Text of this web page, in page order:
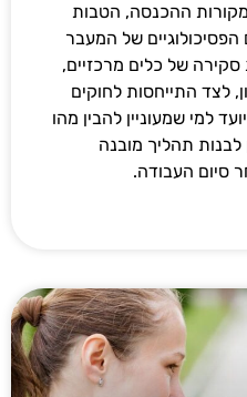
ההכנסה, הטבות
הפסיכולוגיים של המעבר
של כלים מרכזיים,
לצד התייחסות לחוקים
למי שמעוניין להבין מהו
לבנות תהליך מובנה
סיום העבודה.